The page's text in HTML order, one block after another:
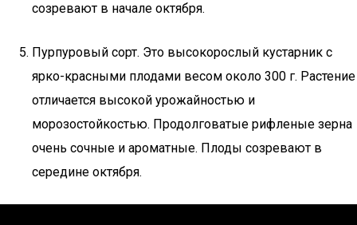
созревают в начале октября.
Пурпуровый сорт. Это высокорослый кустарник с
ярко-красными плодами весом около 300 г. Растение
отличается высокой урожайностью и
морозостойкостью. Продолговатые рифленые зерна
очень сочные и ароматные. Плоды созревают в
середине октября.